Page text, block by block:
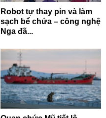
Robot tự thay pin và làm
sạch bể chứa – công nghệ
Nga đã...